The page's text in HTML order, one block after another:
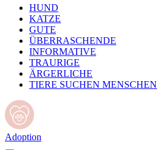
HUND
KATZE
GUTE
ÜBERRASCHENDE
INFORMATIVE
TRAURIGE
ÄRGERLICHE
TIERE SUCHEN MENSCHEN
Adoption